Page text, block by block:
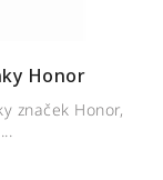
Honor
značek Honor,